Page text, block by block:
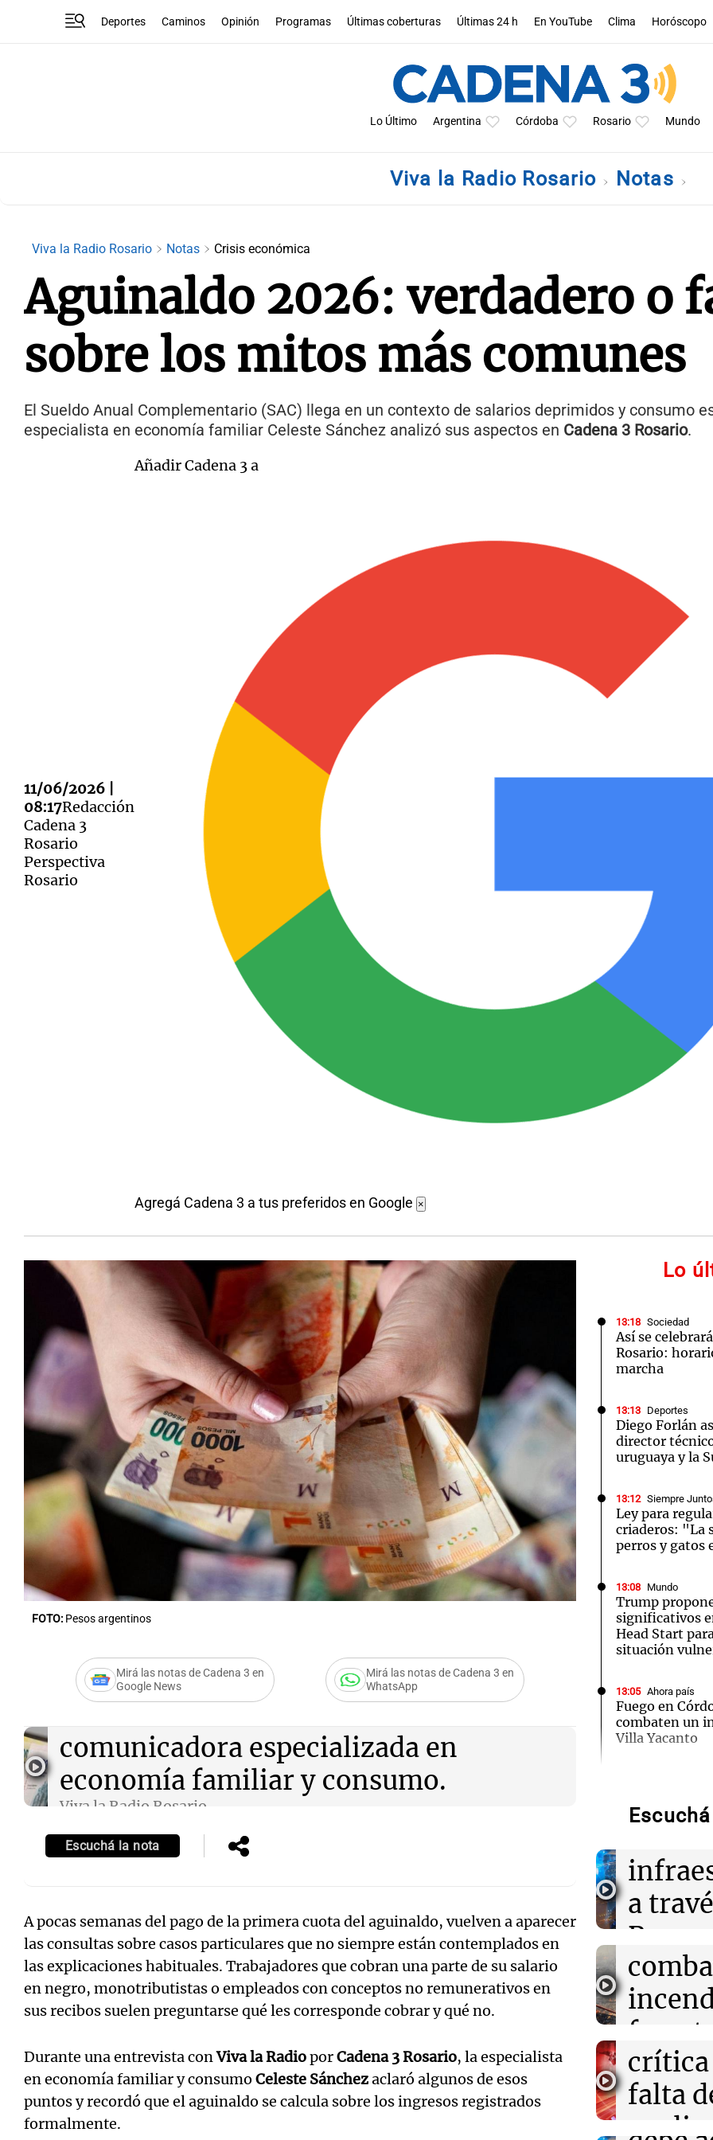
Deportes Caminos Opinión Programas Últimas coberturas Últimas 24 h En YouTube Clima Horóscopo
Lo Último Argentina Córdoba Rosario Mundo
Viva la Radio Rosario Notas
Viva la Radio Rosario Notas Crisis económica
Aguinaldo 2026: verdadero o
sobre los mitos más comunes
El Sueldo Anual Complementario (SAC) llega en un contexto de salarios deprimidos y consumo
especialista en economía familiar Celeste Sánchez analizó sus aspectos en Cadena 3 Rosario.
11/06/2026 |
08:17Redacción
Cadena 3
Rosario
Perspectiva
Rosario
Añadir Cadena 3 a
Agregá Cadena 3 a tus preferidos en Google ×
FOTO: Pesos argentinos
Mirá las notas de Cadena 3 en
Google News
Mirá las notas de Cadena 3 en
WhatsApp
comunicadora especializada en
economía familiar y consumo.
Viva la Radio Rosario
Escuchá la nota
A pocas semanas del pago de la primera cuota del aguinaldo, vuelven a aparecer
las consultas sobre casos particulares que no siempre están contemplados en
las explicaciones habituales. Trabajadores que cobran una parte de su salario
en negro, monotributistas o empleados con conceptos no remunerativos en
sus recibos suelen preguntarse qué les corresponde cobrar y qué no.
Durante una entrevista conViva la RadioporCadena 3 Rosario, la especialista
en economía familiar y consumo Celeste Sánchezaclaró algunos de esos
puntos y recordó que el aguinaldo se calcula sobre los ingresos registrados
formalmente.
Lo
13:18 Sociedad
Así se
Rosario:
marcha
13:13 Deportes
Diego Forlán
director
uruguaya y la
13:12 Siempre
Ley para
criaderos: "La
perros y gatos
13:08 Mundo
Trump
significativos
Head Start
situación
13:05 Ahora país
Fuego en
combaten un
Villa Yacanto
alerta naranja
cuadrillas
12:55 Sociedad
La ANMAT
reconocida
El Real Madrid
Yan Diomande
su destacado
Costco
de café que
funcionalidad
Audio.
250
a
Noticias
Episodios
Audio.
en
Villa
Ahora país
Episodios
Audio.
falta
Audio.
una
Notas
Editorial
Notas
Mundial 2026 La Sole en Cadena 3 Cadena 3